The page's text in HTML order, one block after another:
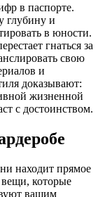
в паспорте.
глубину и
в юности.
гнаться за
свою
и
доказывают:
жизненной
с достоинством.
находит прямое
которые
вашим